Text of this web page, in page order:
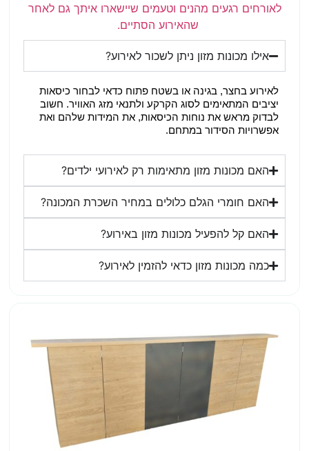
לאורחים רגעים מהנים וטעמים שיישארו איתך גם לאחר
שהאירוע הסתיים.
אילו מכונות מזון ניתן לשכור לאירוע?
אפשרויות הסידור במתחם.
האם מכונות מזון מתאימות רק לאירועי ילדים?
האם חומרי הגלם כלולים במחיר השכרת המכונה?
האם קל להפעיל מכונות מזון באירוע?
כמה מכונות מזון כדאי להזמין לאירוע?